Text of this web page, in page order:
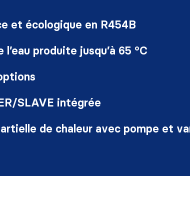
et écologique en R454B
produite jusqu’à 65 °C
SLAVE intégrée
de chaleur avec pompe et